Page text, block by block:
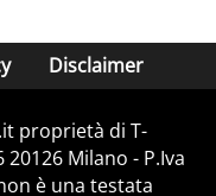
Disclaimer
proprietà di T-
Milano - P.Iva
è una testata